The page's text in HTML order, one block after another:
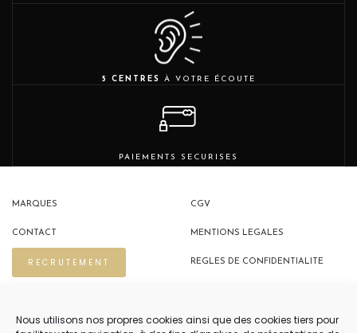
Nous utilisons nos propres cookies ainsi que des cookies tiers pour
5 CENTRES À VOTRE ÉCOUTE
PAIEMENTS SECURISES
MARQUES
CONTACT
RECRUTEMENT
CGV
MENTIONS LEGALES
REGLES DE CONFIDENTIALITE